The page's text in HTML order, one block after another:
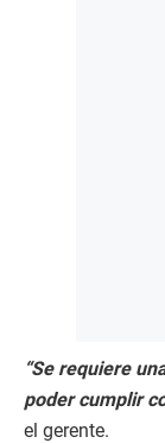
“Se requiere
poder cumplir
el gerente.